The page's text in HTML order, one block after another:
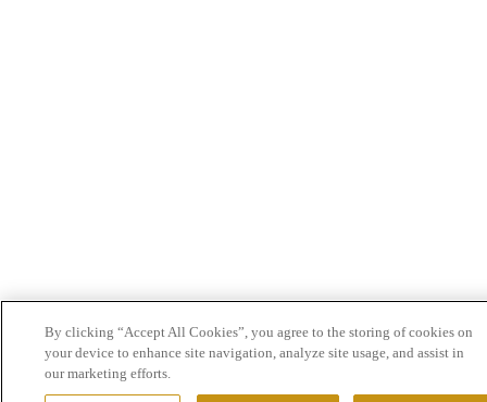
By clicking “Accept All Cookies”, you agree to the storing of cookies on
your device to enhance site navigation, analyze site usage, and assist in
our marketing efforts.